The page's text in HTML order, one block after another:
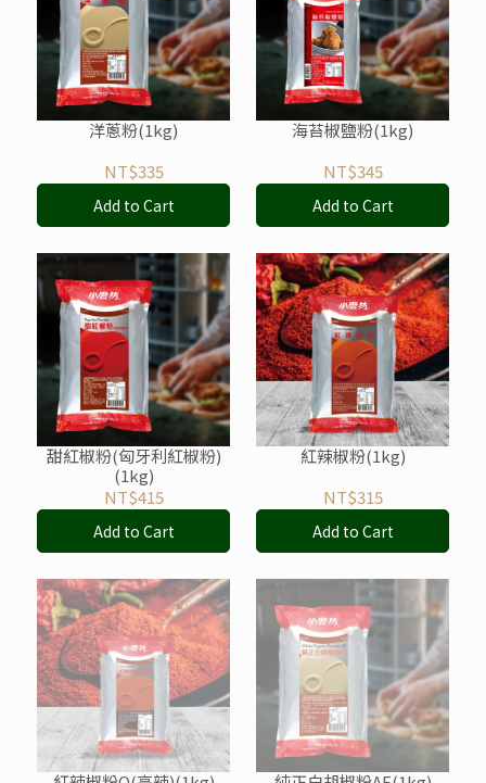
洋蔥粉(1kg)
NT$335
Add to Cart
海苔椒鹽粉(1kg)
NT$345
Add to Cart
甜紅椒粉(匈牙利紅椒粉)
(1kg)
NT$415
Add to Cart
紅辣椒粉(1kg)
NT$315
Add to Cart